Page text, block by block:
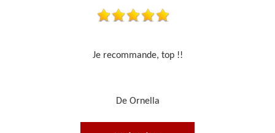
Travail sérieux
De Je cours je peins